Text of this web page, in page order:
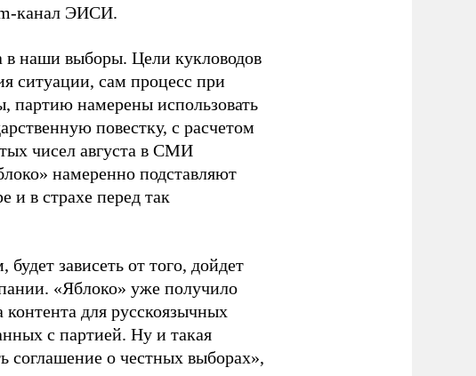
канал ЭИСИ.
в наши выборы. Цели кукловодов
ситуации, сам процесс при
партию намерены использовать
повестку, с расчетом
чисел августа в СМИ
намеренно подставляют
и в страхе перед так
зависеть от того, дойдет
«Яблоко» уже получило
для русскоязычных
с партией. Ну и такая
соглашение о честных выборах»,